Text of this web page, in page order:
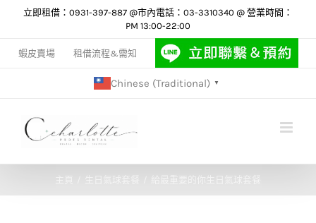
content
立即租借：0931-397-887 @市內電話：03-3310340 @ 營業時間：
PM 13:00-22:00
蝦皮賣場 租借流程&需知
Chinese (Traditional) ▼
生日氣球套餐 給最重要的你生日氣球套餐